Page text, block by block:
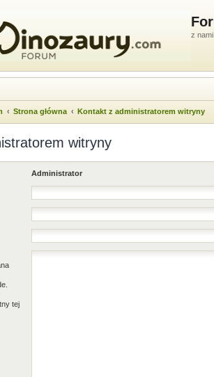
z
Strona główna Kontakt z administratorem witryny
witryny
Administrator
tej